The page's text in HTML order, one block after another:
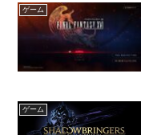
ゲーム
ゲーム